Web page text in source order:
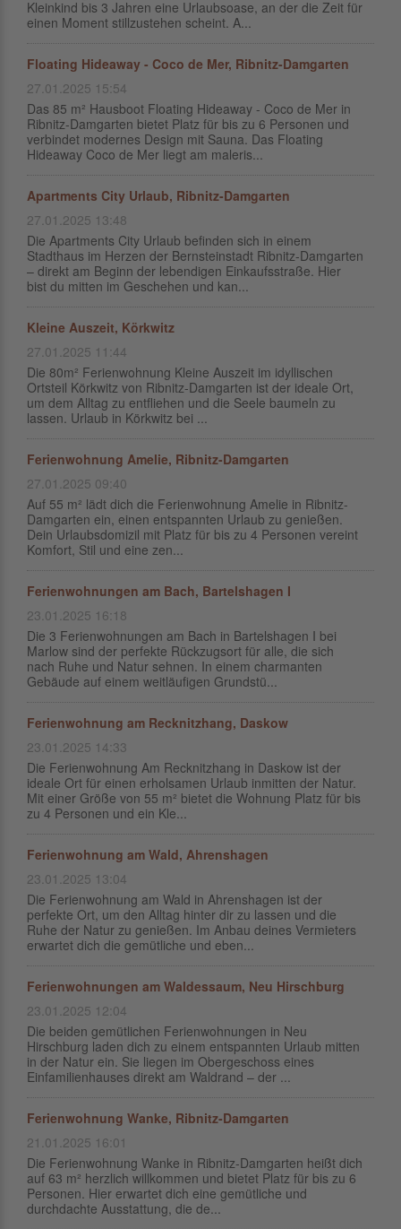
Kleinkind bis 3 Jahren eine Urlaubsoase, an der die Zeit für
einen Moment stillzustehen scheint. A...
Floating Hideaway - Coco de Mer, Ribnitz-Damgarten
27.01.2025 15:54
Das 85 m² Hausboot Floating Hideaway - Coco de Mer in
Ribnitz-Damgarten bietet Platz für bis zu 6 Personen und
verbindet modernes Design mit Sauna. Das Floating
Hideaway Coco de Mer liegt am maleris...
Apartments City Urlaub, Ribnitz-Damgarten
27.01.2025 13:48
Die Apartments City Urlaub befinden sich in einem
Stadthaus im Herzen der Bernsteinstadt Ribnitz-Damgarten
– direkt am Beginn der lebendigen Einkaufsstraße. Hier
bist du mitten im Geschehen und kan...
Kleine Auszeit, Körkwitz
27.01.2025 11:44
Die 80m² Ferienwohnung Kleine Auszeit im idyllischen
Ortsteil Körkwitz von Ribnitz-Damgarten ist der ideale Ort,
um dem Alltag zu entfliehen und die Seele baumeln zu
lassen. Urlaub in Körkwitz bei ...
Ferienwohnung Amelie, Ribnitz-Damgarten
27.01.2025 09:40
Auf 55 m² lädt dich die Ferienwohnung Amelie in Ribnitz-
Damgarten ein, einen entspannten Urlaub zu genießen.
Dein Urlaubsdomizil mit Platz für bis zu 4 Personen vereint
Komfort, Stil und eine zen...
Ferienwohnungen am Bach, Bartelshagen I
23.01.2025 16:18
Die 3 Ferienwohnungen am Bach in Bartelshagen I bei
Marlow sind der perfekte Rückzugsort für alle, die sich
nach Ruhe und Natur sehnen. In einem charmanten
Gebäude auf einem weitläufigen Grundstü...
Ferienwohnung am Recknitzhang, Daskow
23.01.2025 14:33
Die Ferienwohnung Am Recknitzhang in Daskow ist der
ideale Ort für einen erholsamen Urlaub inmitten der Natur.
Mit einer Größe von 55 m² bietet die Wohnung Platz für bis
zu 4 Personen und ein Kle...
Ferienwohnung am Wald, Ahrenshagen
23.01.2025 13:04
Die Ferienwohnung am Wald in Ahrenshagen ist der
perfekte Ort, um den Alltag hinter dir zu lassen und die
Ruhe der Natur zu genießen. Im Anbau deines Vermieters
erwartet dich die gemütliche und eben...
Ferienwohnungen am Waldessaum, Neu Hirschburg
23.01.2025 12:04
Die beiden gemütlichen Ferienwohnungen in Neu
Hirschburg laden dich zu einem entspannten Urlaub mitten
in der Natur ein. Sie liegen im Obergeschoss eines
Einfamilienhauses direkt am Waldrand – der ...
Ferienwohnung Wanke, Ribnitz-Damgarten
21.01.2025 16:01
Die Ferienwohnung Wanke in Ribnitz-Damgarten heißt dich
auf 63 m² herzlich willkommen und bietet Platz für bis zu 6
Personen. Hier erwartet dich eine gemütliche und
durchdachte Ausstattung, die de...